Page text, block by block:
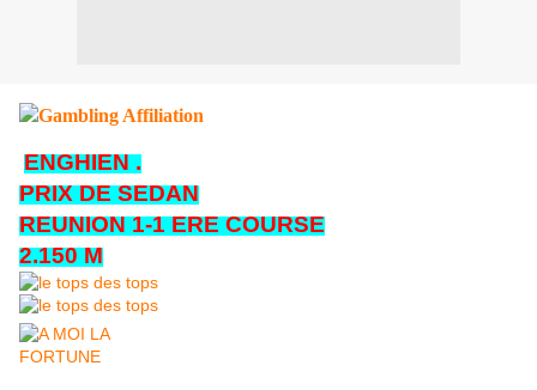
ENGHIEN .
PRIX DE SEDAN
REUNION 1-1 ERE COURSE
2.150 M